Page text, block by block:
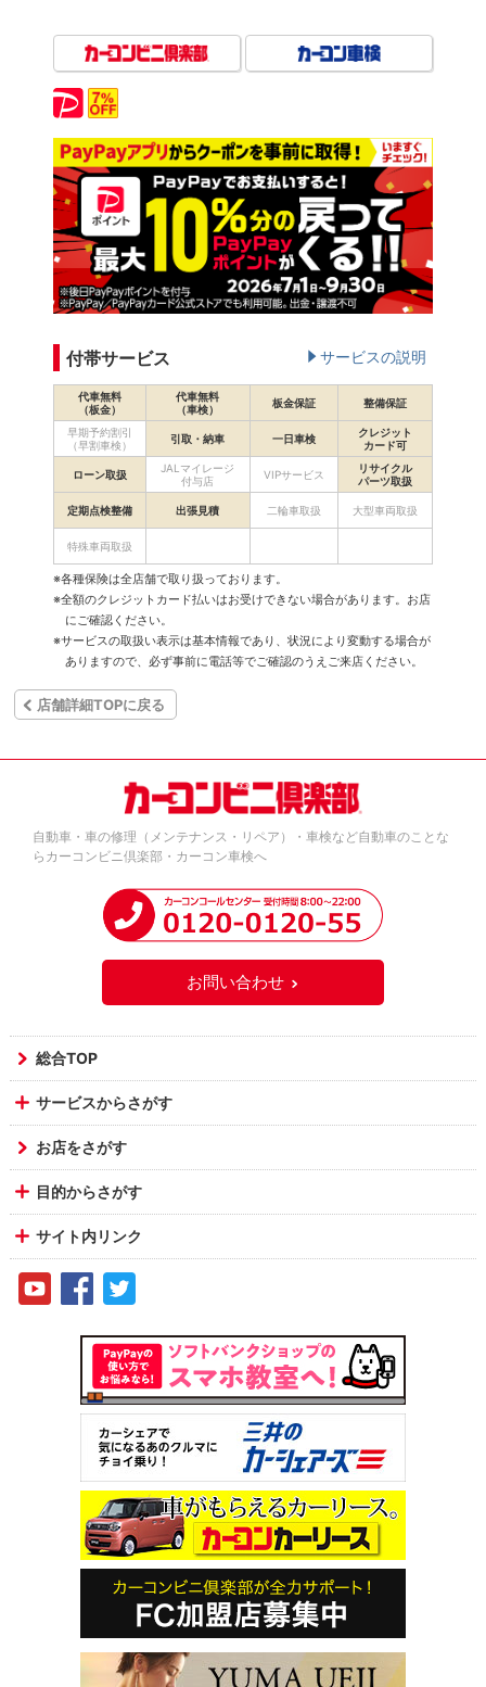
付帯サービス サービスの説明
代車無料
（板金）
代車無料
（車検）
板金保証 整備保証
早期予約割引
（早割車検）
引取・納車 一日車検
クレジット
カード可
ローン取扱
JALマイレージ
付与店
VIPサービス
リサイクル
パーツ取扱
定期点検整備 出張見積 二輪車取扱 大型車両取扱
特殊車両取扱
※各種保険は全店舗で取り扱っております。
※全額のクレジットカード払いはお受けできない場合があります。お店
にご確認ください。
※サービスの取扱い表示は基本情報であり、状況により変動する場合が
ありますので、必ず事前に電話等でご確認のうえご来店ください。
店舗詳細TOPに戻る
自動車・車の修理（メンテナンス・リペア）・車検など自動車のことな
らカーコンビニ倶楽部・カーコン車検へ
お問い合わせ
総合TOP
サービスからさがす
お店をさがす
目的からさがす
サイト内リンク